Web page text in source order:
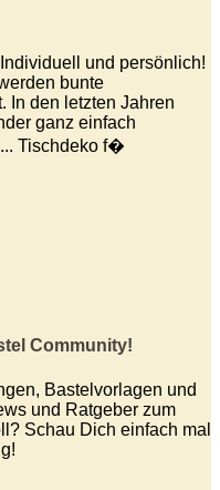
und persönlich!
bunte
In den letzten Jahren
ganz einfach
Tischdeko f�
Community!
Bastelvorlagen und
und Ratgeber zum
Schau Dich einfach mal